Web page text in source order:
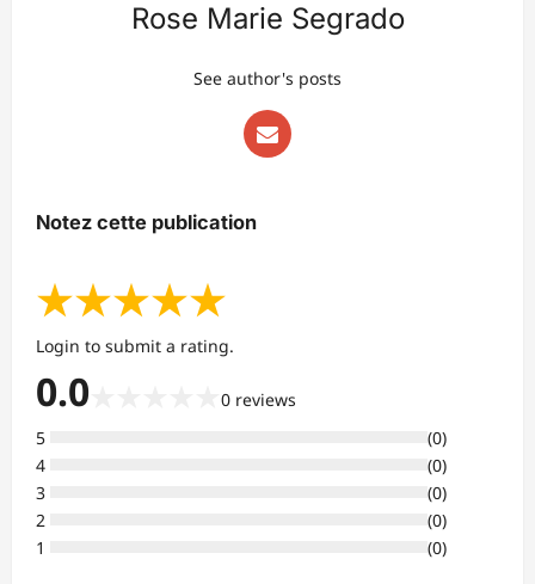
Rose Marie Segrado
See author's posts
Notez cette publication
★★★★★
Login to submit a rating.
0.0 0 reviews
5
(0)
4
(0)
3
(0)
2
(0)
1
(0)